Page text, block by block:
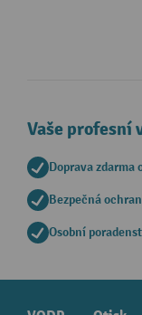
Vaše profesní
Doprava zdarma
Bezpečná
Osobní